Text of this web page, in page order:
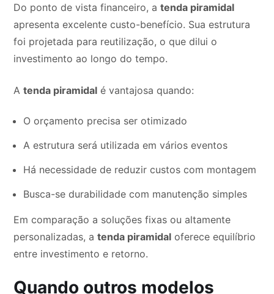
Do ponto de vista financeiro, atenda piramidal
apresenta excelente custo-benefício. Sua estrutura
foi projetada para reutilização, o que dilui o
investimento ao longo do tempo.
Atenda piramidal é vantajosa quando:
O orçamento precisa ser otimizado
A estrutura será utilizada em vários eventos
Há necessidade de reduzir custos com montagem
Busca-se durabilidade com manutenção simples
Em comparação a soluções fixas ou altamente
personalizadas, atenda piramidal oferece equilíbrio
entre investimento e retorno.
Quando outros modelos